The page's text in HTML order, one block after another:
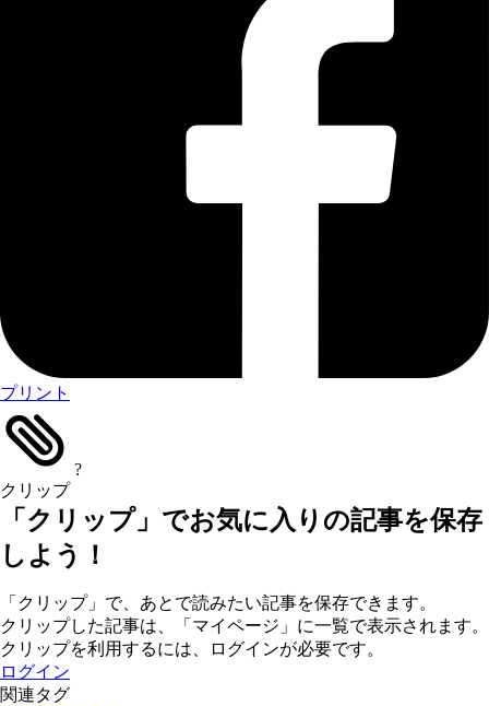
プリント
クリップ
?
「クリップ」でお気に入りの記事を保存
しよう！
「クリップ」で、あとで読みたい記事を保存できます。
クリップした記事は、「マイページ」に一覧で表示されます。
クリップを利用するには、ログインが必要です。
ログイン
関連タグ